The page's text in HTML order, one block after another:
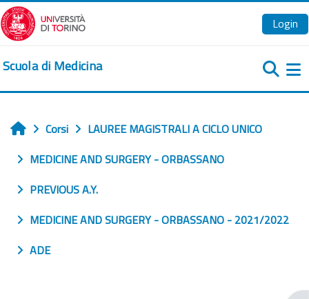
Vai al contenuto principale
Login
Scuola di Medicina
Home
Corsi
LAUREE MAGISTRALI A CICLO UNICO
MEDICINE AND SURGERY - ORBASSANO
PREVIOUS A.Y.
MEDICINE AND SURGERY - ORBASSANO - 2021/2022
ADE